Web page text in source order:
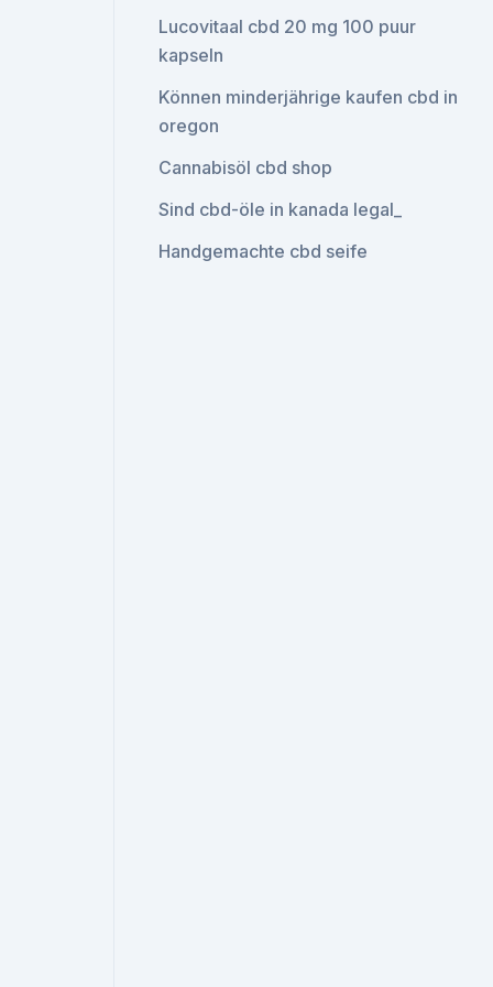
Lucovitaal cbd 20 mg 100 puur
kapseln
Können minderjährige kaufen cbd in
oregon
Cannabisöl cbd shop
Sind cbd-öle in kanada legal_
Handgemachte cbd seife